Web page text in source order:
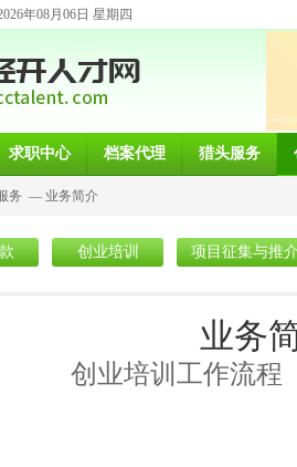
年08月06日 星期四
求职中心 档案代理 猎头服务
务 — 业务简介
创业培训 项目征集与推
业务
训工作流程